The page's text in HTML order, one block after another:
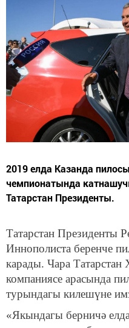
2019 елда Казанда
чемпионатында
Татарстан Президенты.
Татарстан Президенты
Иннополиста беренче
карады. Чара Татарстан
компаниясе арасында
турындагы килешүне
«Якындагы берничә